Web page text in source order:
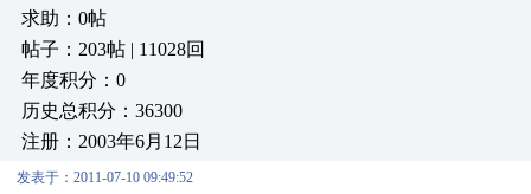
求助：0帖
帖子：203帖 | 11028回
年度积分：0
历史总积分：36300
注册：2003年6月12日
发表于：2011-07-10 09:49:52